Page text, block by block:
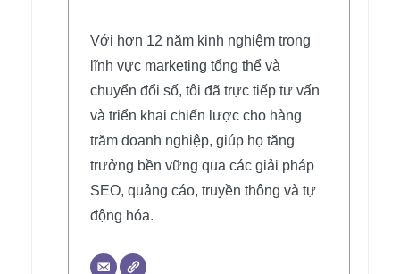
Với hơn 12 năm kinh nghiệm trong
lĩnh vực marketing tổng thể và
chuyển đổi số, tôi đã trực tiếp tư vấn
và triển khai chiến lược cho hàng
trăm doanh nghiệp, giúp họ tăng
trưởng bền vững qua các giải pháp
SEO, quảng cáo, truyền thông và tự
động hóa.